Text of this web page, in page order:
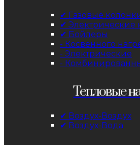
✔ Газовые
✔ Электрические
✔ Бойлеры
- Косвенного
- Электрические
-
Тепловые
✔ Воздух-Воздух
✔ Воздух-Вода